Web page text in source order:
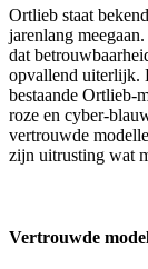
Ortlieb staat
jarenlang
dat
opvallend uiterlijk.
bestaande Ortlieb-
roze en cyber-
vertrouwde
zijn uitrusting wat
Vertrouwde